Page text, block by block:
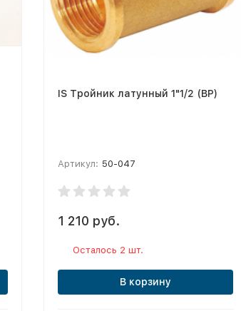
IS Тройник латунный 1"1/2 (ВР)
Артикул: 50-047
1 210 руб.
Осталось 2 шт.
В корзину